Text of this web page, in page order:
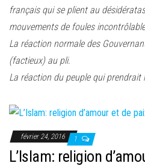
français qui se plient au
mouvements de foules
La réaction normale des
(factieux) au pli.
La réaction du peuple qui prendrait
février 24, 2016 1
L’Islam: religion